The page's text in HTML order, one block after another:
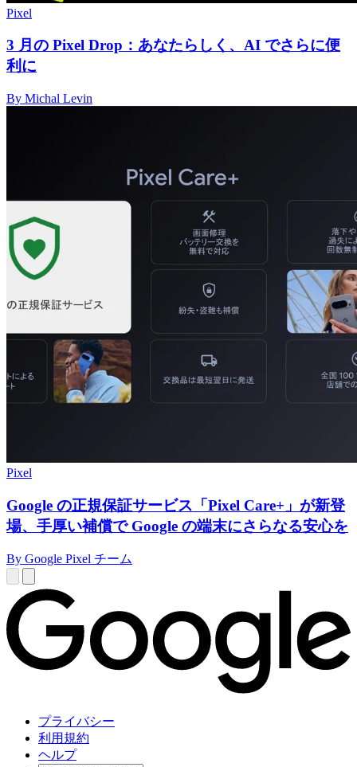
Pixel
3 月の Pixel Drop：あなたらしく、AI でさらに便
利に
By Michal Levin
Pixel
Google の正規保証サービス「Pixel Care+」が新登
場、手厚い補償で Google の端末にさらなる安心を
By Google Pixel チーム
プライバシー
利用規約
ヘルプ